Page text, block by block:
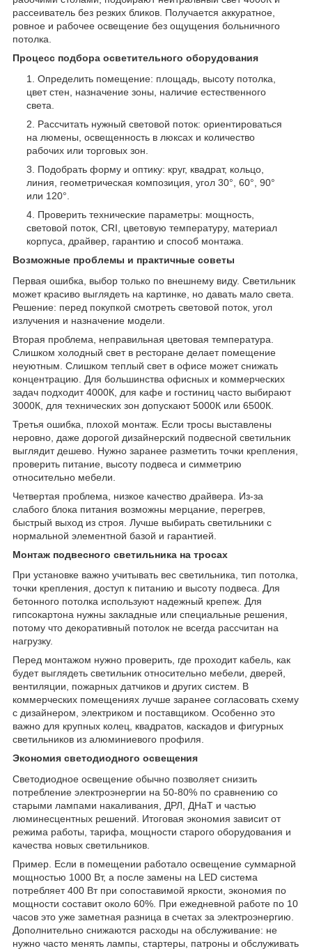
рассеиватель без резких бликов. Получается аккуратное,
ровное и рабочее освещение без ощущения больничного
потолка.
Процесс подбора осветительного оборудования
Определить помещение: площадь, высоту потолка,
цвет стен, назначение зоны, наличие естественного
света.
Рассчитать нужный световой поток: ориентироваться
на люмены, освещенность в люксах и количество
рабочих или торговых зон.
Подобрать форму и оптику: круг, квадрат, кольцо,
линия, геометрическая композиция, угол 30°, 60°, 90°
или 120°.
Проверить технические параметры: мощность,
световой поток, CRI, цветовую температуру, материал
корпуса, драйвер, гарантию и способ монтажа.
Возможные проблемы и практичные советы
Первая ошибка, выбор только по внешнему виду. Светильник
может красиво выглядеть на картинке, но давать мало света.
Решение: перед покупкой смотреть световой поток, угол
излучения и назначение модели.
Вторая проблема, неправильная цветовая температура.
Слишком холодный свет в ресторане делает помещение
неуютным. Слишком теплый свет в офисе может снижать
концентрацию. Для большинства офисных и коммерческих
задач подходит 4000К, для кафе и гостиниц часто выбирают
3000К, для технических зон допускают 5000К или 6500К.
Третья ошибка, плохой монтаж. Если тросы выставлены
неровно, даже дорогой дизайнерский подвесной светильник
выглядит дешево. Нужно заранее разметить точки крепления,
проверить питание, высоту подвеса и симметрию
относительно мебели.
Четвертая проблема, низкое качество драйвера. Из-за
слабого блока питания возможны мерцание, перегрев,
быстрый выход из строя. Лучше выбирать светильники с
нормальной элементной базой и гарантией.
Монтаж подвесного светильника на тросах
При установке важно учитывать вес светильника, тип потолка,
точки крепления, доступ к питанию и высоту подвеса. Для
бетонного потолка используют надежный крепеж. Для
гипсокартона нужны закладные или специальные решения,
потому что декоративный потолок не всегда рассчитан на
нагрузку.
Перед монтажом нужно проверить, где проходит кабель, как
будет выглядеть светильник относительно мебели, дверей,
вентиляции, пожарных датчиков и других систем. В
коммерческих помещениях лучше заранее согласовать схему
с дизайнером, электриком и поставщиком. Особенно это
важно для крупных колец, квадратов, каскадов и фигурных
светильников из алюминиевого профиля.
Экономия светодиодного освещения
Светодиодное освещение обычно позволяет снизить
потребление электроэнергии на 50-80% по сравнению со
старыми лампами накаливания, ДРЛ, ДНаТ и частью
люминесцентных решений. Итоговая экономия зависит от
режима работы, тарифа, мощности старого оборудования и
качества новых светильников.
Пример. Если в помещении работало освещение суммарной
мощностью 1000 Вт, а после замены на LED система
потребляет 400 Вт при сопоставимой яркости, экономия по
мощности составит около 60%. При ежедневной работе по 10
часов это уже заметная разница в счетах за электроэнергию.
Дополнительно снижаются расходы на обслуживание: не
нужно часто менять лампы, стартеры, патроны и обслуживать